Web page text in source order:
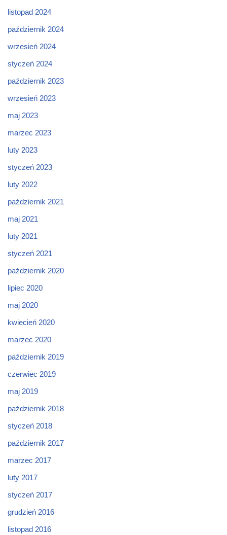
listopad 2024
październik 2024
wrzesień 2024
styczeń 2024
październik 2023
wrzesień 2023
maj 2023
marzec 2023
luty 2023
styczeń 2023
luty 2022
październik 2021
maj 2021
luty 2021
styczeń 2021
październik 2020
lipiec 2020
maj 2020
kwiecień 2020
marzec 2020
październik 2019
czerwiec 2019
maj 2019
październik 2018
styczeń 2018
październik 2017
marzec 2017
luty 2017
styczeń 2017
grudzień 2016
listopad 2016